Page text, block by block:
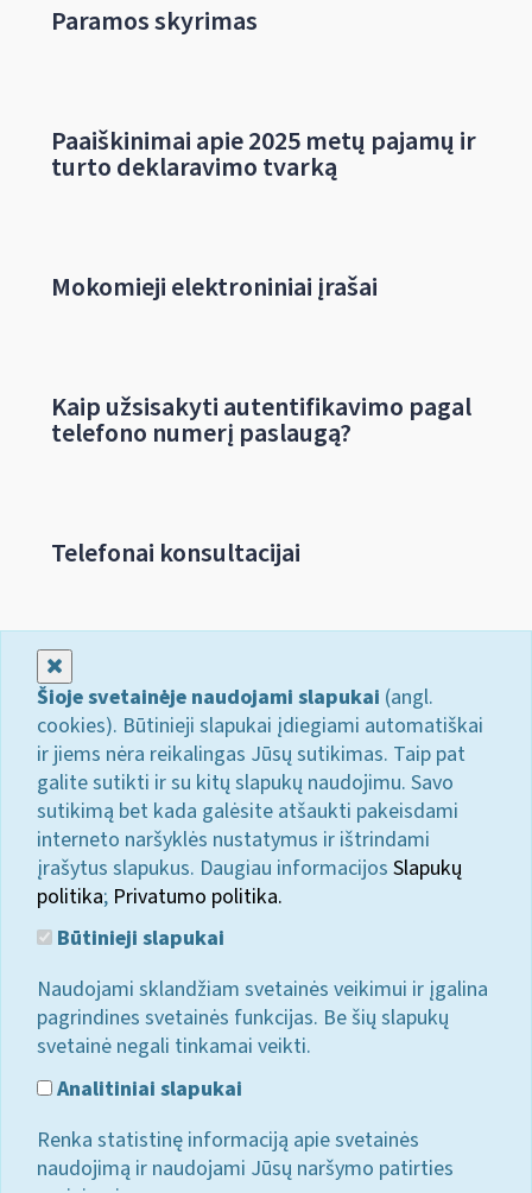
Paramos skyrimas
Paaiškinimai apie 2025 metų pajamų ir
turto deklaravimo tvarką
Mokomieji elektroniniai įrašai
Kaip užsisakyti autentifikavimo pagal
telefono numerį paslaugą?
Telefonai konsultacijai
Šioje svetainėje naudojami slapukai (angl.
cookies). Būtinieji slapukai įdiegiami automatiškai
ir jiems nėra reikalingas Jūsų sutikimas. Taip pat
galite sutikti ir su kitų slapukų naudojimu. Savo
sutikimą bet kada galėsite atšaukti pakeisdami
interneto naršyklės nustatymus ir ištrindami
įrašytus slapukus. Daugiau informacijos Slapukų
politika; Privatumo politika.
Būtinieji slapukai
Naudojami sklandžiam svetainės veikimui ir įgalina
pagrindines svetainės funkcijas. Be šių slapukų
svetainė negali tinkamai veikti.
Analitiniai slapukai
Renka statistinę informaciją apie svetainės
naudojimą ir naudojami Jūsų naršymo patirties